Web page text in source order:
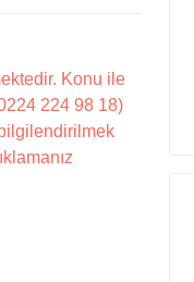
Konu ile
224 98 18)